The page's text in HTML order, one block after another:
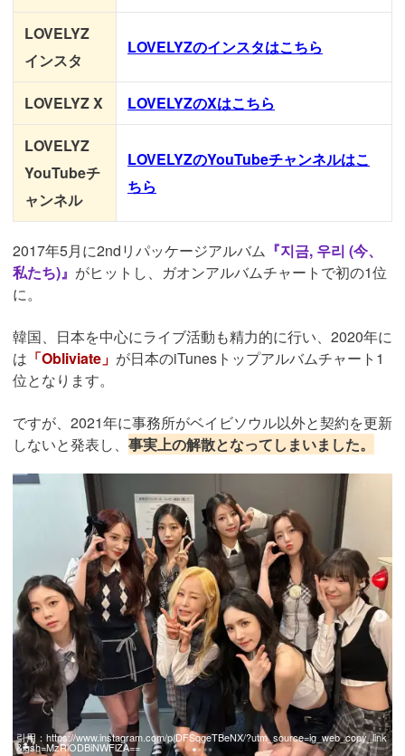
LOVELYZ
インスタ
LOVELYZのインスタはこちら
LOVELYZ X LOVELYZのXはこちら
LOVELYZ
YouTubeチ
ャンネル
LOVELYZのYouTubeチャンネルはこ
ちら
2017年5月に2ndリパッケージアルバム 『지금, 우리 (今、
私たち)』 がヒットし、ガオンアルバムチャートで初の1位
に。
韓国、日本を中心にライブ活動も精力的に行い、2020年に
は 「Obliviate」 が日本のiTunesトップアルバムチャート1
位となります。
ですが、2021年に事務所がベイビソウル以外と契約を更新
しないと発表し、 事実上の解散となってしまいました。
引用： https://www.instagram.com/p/DFSqgeTBeNX/?utm_source=ig_web_copy_link
&igsh=MzRlODBiNWFlZA==